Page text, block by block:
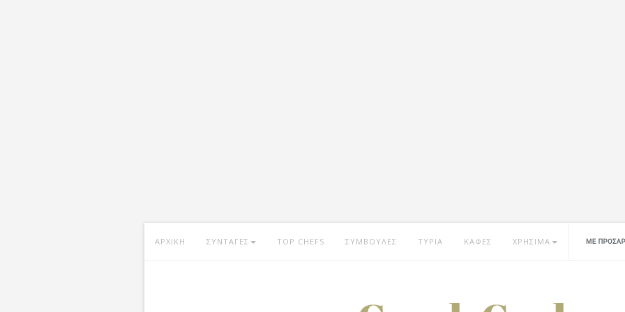
ΑΡΧΙΚΗ ΣΥΝΤΑΓΕΣ TOP CHEFS ΣΥΜΒΟΥΛΕΣ ΤΥΡΙΑ ΚΑΦΕΣ ΧΡΗΣΙΜΑ